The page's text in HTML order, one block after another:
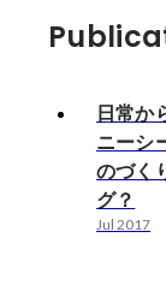
日常か
ニーシ
のづく
グ？
Jul 2017